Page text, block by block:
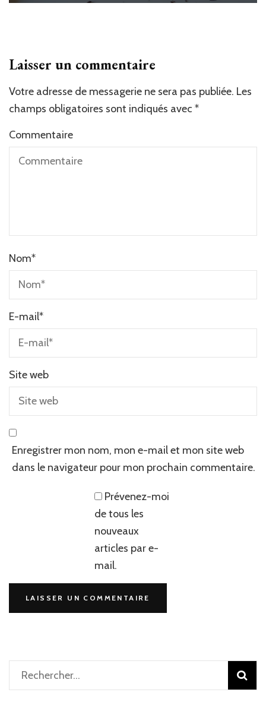
Laisser un commentaire
Votre adresse de messagerie ne sera pas publiée. Les
champs obligatoires sont indiqués avec *
Commentaire
Nom*
E-mail*
Site web
Enregistrer mon nom, mon e-mail et mon site web
dans le navigateur pour mon prochain commentaire.
Prévenez-moi
de tous les
nouveaux
articles par e-
mail.
Rechercher :